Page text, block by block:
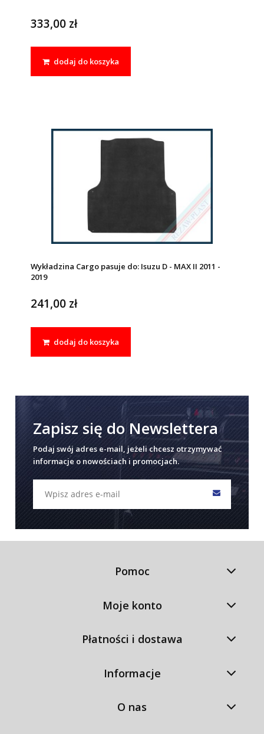
333,00 zł
dodaj do koszyka
Wykładzina Cargo pasuje do: Isuzu D - MAX II 2011 -
2019
241,00 zł
dodaj do koszyka
Zapisz się do Newslettera
Podaj swój adres e-mail, jeżeli chcesz otrzymywać
informacje o nowościach i promocjach.
Pomoc
Moje konto
Płatności i dostawa
Informacje
O nas